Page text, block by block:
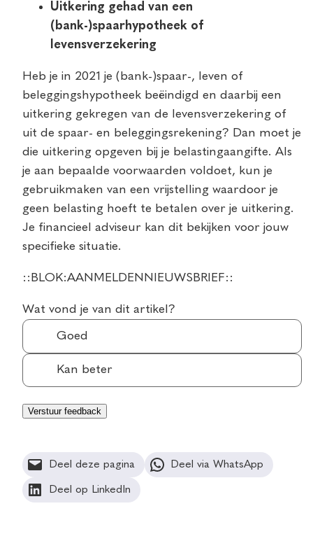
Uitkering gehad van een
(bank-)spaarhypotheek of
levensverzekering
Heb je in 2021 je (bank-)spaar-, leven of
beleggingshypotheek beëindigd en daarbij een
uitkering gekregen van de levensverzekering of
uit de spaar- en beleggingsrekening? Dan moet je
die uitkering opgeven bij je belastingaangifte. Als
je aan bepaalde voorwaarden voldoet, kun je
gebruikmaken van een vrijstelling waardoor je
geen belasting hoeft te betalen over je uitkering.
Je financieel adviseur kan dit bekijken voor jouw
specifieke situatie.
::BLOK:AANMELDENNIEUWSBRIEF::
Wat vond je van dit artikel?
Goed
Kan beter
Deel deze pagina Deel via WhatsApp
Deel op LinkedIn